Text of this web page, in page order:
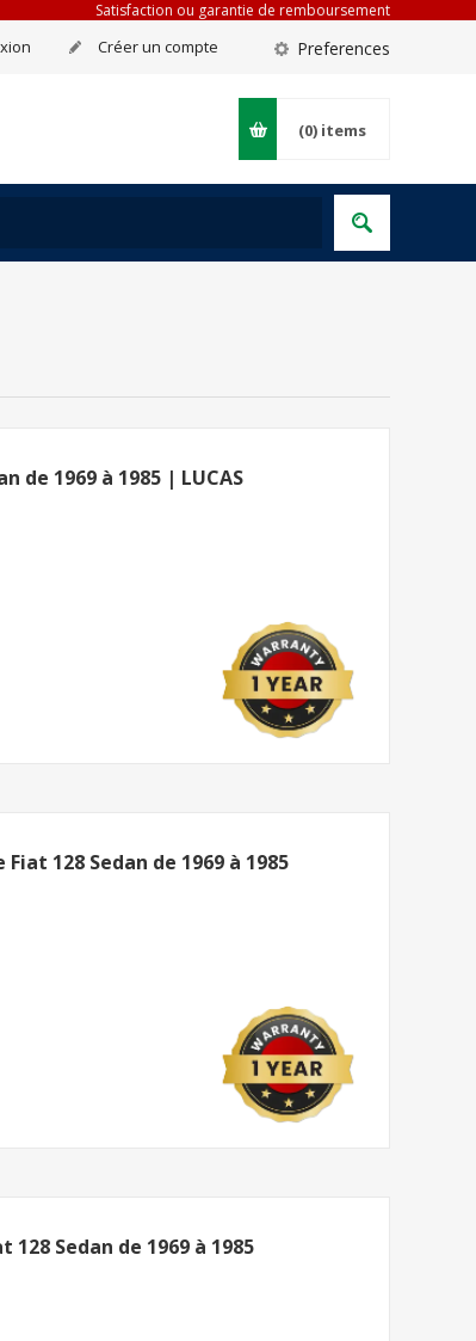
Satisfaction ou garantie de remboursement
Preferences
Créer un compte
(0) items
de 1969 à 1985 | LUCAS
128 Sedan de 1969 à 1985
Sedan de 1969 à 1985